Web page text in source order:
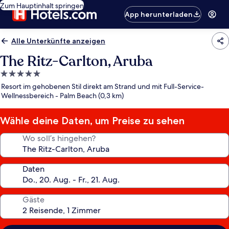
Zum Hauptinhalt springen
App herunterladen
Alle Unterkünfte anzeigen
The Ritz-Carlton, Aruba
5.0-
Sterne-
Unterkunft
Resort im gehobenen Stil direkt am Strand und mit Full-Service-
Wellnessbereich - Palm Beach (0,3 km)
Wähle deine Daten, um Preise zu sehen
Wo soll’s hingehen?
Daten
Gäste